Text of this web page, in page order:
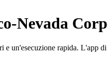
Nevada
un'esecuzione rapida. L'app